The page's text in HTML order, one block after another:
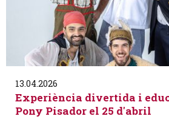
13.04.2026
Experiència divertida i
Pony Pisador el 25 d'abril